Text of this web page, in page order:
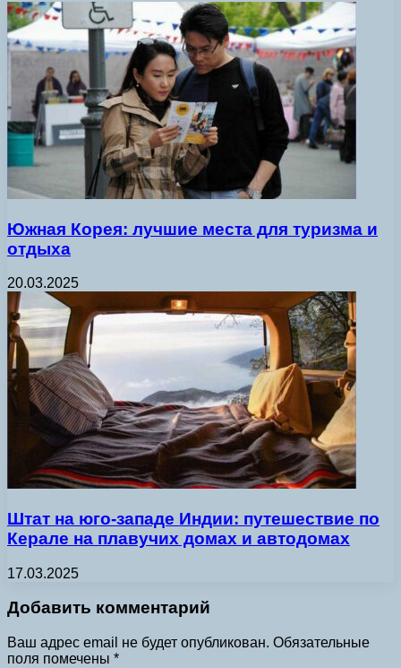
Южная Корея: лучшие места для туризма и
отдыха
20.03.2025
Штат на юго-западе Индии: путешествие по
Керале на плавучих домах и автодомах
17.03.2025
Добавить комментарий
Ваш адрес email не будет опубликован. Обязательные
поля помечены *